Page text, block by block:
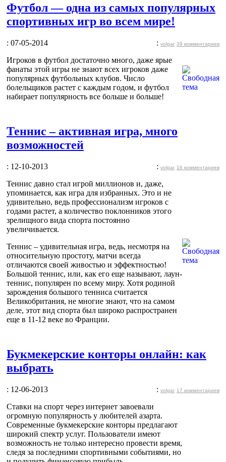
Футбол — одна из самых популярных
спортивных игр во всем мире!
: 07-05-2014 : volgar 39 комментариев
Игроков в футбол достаточно много, даже ярые
фанаты этой игры не знают всех игроков даже
популярных футбольных клубов. Число
болельщиков растет с каждым годом, и футбол
набирает популярность все больше и больше!
Теннис – активная игра, много
возможностей
: 12-10-2013 : volgar 16 комментариев
Теннис давно стал игрой миллионов и, даже,
упоминается, как игра для избранных. Это и не
удивительно, ведь профессионализм игроков с
годами растет, а количество поклонников этого
зрелищного вида спорта постоянно
увеличивается.
Теннис – удивительная игра, ведь, несмотря на
относительную простоту, матчи всегда
отличаются своей живостью и эффектностью!
Большой теннис, или, как его еще называют, лаун-
теннис, популярен по всему миру. Хотя родиной
зарождения большого тенниса считается
Великобритания, не многие знают, что на самом
деле, этот вид спорта был широко распространен
еще в 11-12 веке во Франции.
Букмекерские конторы онлайн: как
выбрать
: 12-06-2013 : volgar 17 комментариев
Ставки на спорт через интернет завоевали
огромную популярность у любителей азарта.
Современные букмекерские конторы предлагают
широкий спектр услуг. Пользователи имеют
возможность не только интересно провести время,
следя за последними спортивными событиями, но